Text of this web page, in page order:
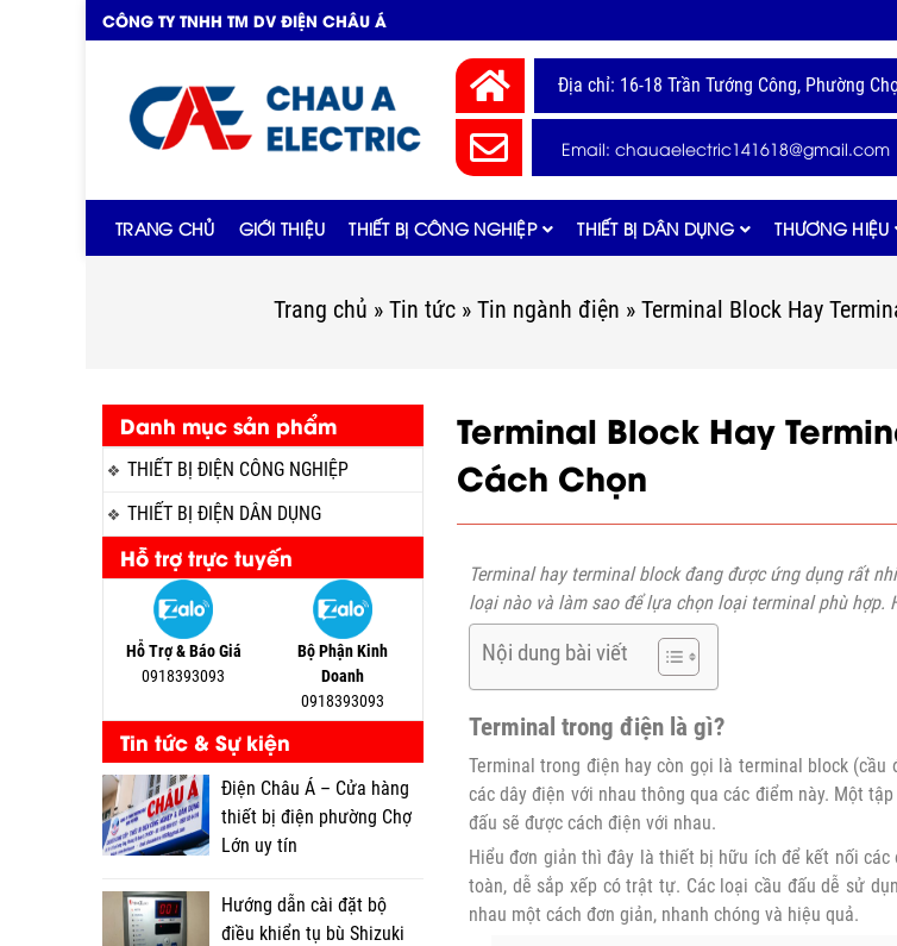
CÔNG TY TNHH TM DV ĐIỆN CHÂU Á
Địa chỉ: 16-18 Trần Tướng Công, Phường
Email: chauaelectric141618@gmail.com
TRANG CHỦ GIỚI THIỆU THIẾT BỊ CÔNG NGHIỆP THIẾT BỊ DÂN DỤNG THƯƠNG HIỆU
Trang chủ » Tin tức» Tin ngành điện » Terminal Block Hay
Danh mục sản phẩm
THIẾT BỊ ĐIỆN CÔNG NGHIỆP
THIẾT BỊ ĐIỆN DÂN DỤNG
Hỗ trợ trực tuyến
Hỗ Trợ & Báo Giá
0918393093
Bộ Phận Kinh
Doanh
0918393093
Tin tức & Sự kiện
Điện Châu Á – Cửa hàng
thiết bị điện phường Chợ
Lớn uy tín
Hướng dẫn cài đặt bộ
điều khiển tụ bù Shizuki
Terminal Block Hay
Cách Chọn
Terminal hay terminal block đang được ứng dụng rất
loại nào và làm sao để lựa chọn loại terminal phù hợp.
Nội dung bài viết
Terminal trong điện là gì?
Terminal trong điện hay còn gọi là terminal block
các dây điện với nhau thông qua các điểm này. Một
đấu sẽ được cách điện với nhau.
Hiểu đơn giản thì đây là thiết bị hữu ích để kết nối các
toàn, dễ sắp xếp có trật tự. Các loại cầu đấu dễ sử
nhau một cách đơn giản, nhanh chóng và hiệu quả.